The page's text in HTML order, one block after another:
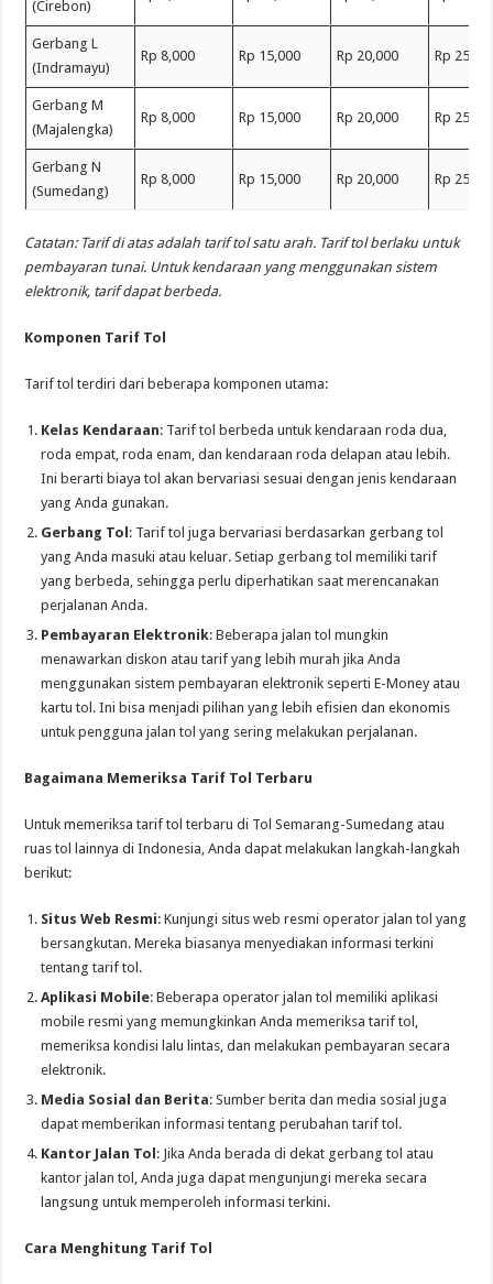
(Cirebon)
Gerbang L
(Indramayu)
Rp 8,000 Rp 15,000 Rp 20,000 Rp
Gerbang M
(Majalengka)
Rp 8,000 Rp 15,000 Rp 20,000 Rp
Gerbang N
(Sumedang)
Rp 8,000 Rp 15,000 Rp 20,000 Rp
Catatan: Tarif di atas adalah tarif tol satu arah. Tarif tol berlaku untuk
pembayaran tunai. Untuk kendaraan yang menggunakan sistem
elektronik, tarif dapat berbeda.
Komponen Tarif Tol
Tarif tol terdiri dari beberapa komponen utama:
Kelas Kendaraan: Tarif tol berbeda untuk kendaraan roda dua,
roda empat, roda enam, dan kendaraan roda delapan atau lebih.
Ini berarti biaya tol akan bervariasi sesuai dengan jenis kendaraan
yang Anda gunakan.
Gerbang Tol : Tarif tol juga bervariasi berdasarkan gerbang tol
yang Anda masuki atau keluar. Setiap gerbang tol memiliki tarif
yang berbeda, sehingga perlu diperhatikan saat merencanakan
perjalanan Anda.
Pembayaran Elektronik: Beberapa jalan tol mungkin
menawarkan diskon atau tarif yang lebih murah jika Anda
menggunakan sistem pembayaran elektronik seperti E-Money atau
kartu tol. Ini bisa menjadi pilihan yang lebih efisien dan ekonomis
untuk pengguna jalan tol yang sering melakukan perjalanan.
Bagaimana Memeriksa Tarif Tol Terbaru
Untuk memeriksa tarif tol terbaru di Tol Semarang-Sumedang atau
ruas tol lainnya di Indonesia, Anda dapat melakukan langkah-langkah
berikut:
Situs Web Resmi: Kunjungi situs web resmi operator jalan tol yang
bersangkutan. Mereka biasanya menyediakan informasi terkini
tentang tarif tol.
Aplikasi Mobile: Beberapa operator jalan tol memiliki aplikasi
mobile resmi yang memungkinkan Anda memeriksa tarif tol,
memeriksa kondisi lalu lintas, dan melakukan pembayaran secara
elektronik.
Media Sosial dan Berita: Sumber berita dan media sosial juga
dapat memberikan informasi tentang perubahan tarif tol.
Kantor Jalan Tol : Jika Anda berada di dekat gerbang tol atau
kantor jalan tol, Anda juga dapat mengunjungi mereka secara
langsung untuk memperoleh informasi terkini.
Cara Menghitung Tarif Tol